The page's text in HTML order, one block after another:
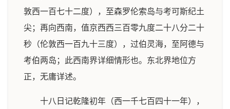
敦西一百七十二度），至森罗伦索岛与考可斯纪土
尖；再向西南，值京西西三百零九度二十八分二十
秒（伦敦西一百九十三度），过伯灵海，至阿德与
考伯两岛；此西南界详细情形也。东北界地位方
正，无庸详述。
十八日记乾隆初年（西一千七百四十一年），